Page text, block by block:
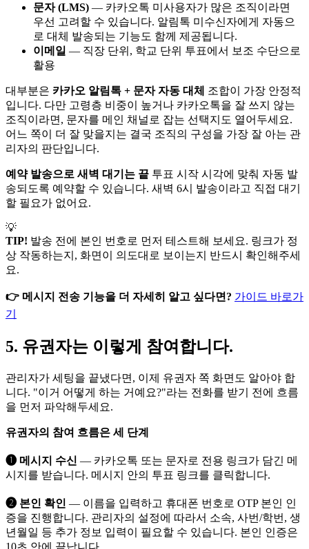
문자 (LMS) — 카카오톡 미사용자가 많은 조직이라면
우선 고려할 수 있습니다. 알림톡 미수신자에게 자동으
로 대체 발송되는 기능도 함께 제공됩니다.
이메일 — 직장 단위, 학교 단위 투표에서 보조 수단으로
활용
대부분은 카카오 알림톡 + 문자 자동 대체
조합이 가장 안정적
입니다. 다만 고령층 비중이 높거나 카카오톡을 잘 쓰지 않는
조직이라면, 문자를 메인 채널로 잡는 선택지도 열어두세요.
어느 쪽이 더 잘 맞을지는 결국 조직의 구성을 가장 잘 아는 관
리자의 판단입니다.
예약 발송으로 새벽 대기는 끝 투표 시작 시각에 맞춰 자동 발
송되도록 예약할 수 있습니다. 새벽 6시 발송이라고 직접 대기
할 필요가 없어요.
💡
TIP! 발송 전에 본인 번호로 먼저 테스트해 보세요. 링크가 정
상 작동하는지, 화면이 의도대로 보이는지 반드시 확인해주세
요.
👉 메시지 전송 기능을 더 자세히 알고 싶다면? 가이드 바로가
기
5. 유권자는 이렇게 참여합니다.
관리자가 세팅을 끝냈다면, 이제 유권자 쪽 화면도 알아야 합
니다. "이거 어떻게 하는 거예요?"라는 전화를 받기 전에 흐름
을 먼저 파악해두세요.
유권자의 참여 흐름은 세 단계
➊ 메시지 수신 — 카카오톡 또는 문자로 전용 링크가 담긴 메
시지를 받습니다. 메시지 안의 투표 링크를 클릭합니다.
➋ 본인 확인 — 이름을 입력하고 휴대폰 번호로 OTP 본인 인
증을 진행합니다. 관리자의 설정에 따라서 소속, 사번/학번, 생
년월일 등 추가 정보 입력이 필요할 수 있습니다. 본인 인증은
10초 안에 끝납니다.